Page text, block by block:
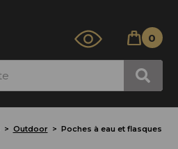
0
Outdoor Poches à eau et flasques